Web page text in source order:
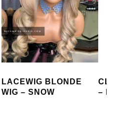
LACEWIG BLONDE
WIG – SNOW
–